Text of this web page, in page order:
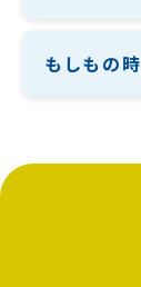
もしもの時